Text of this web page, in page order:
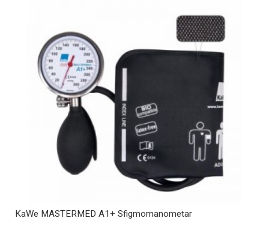
KaWe MASTERMED A1+ Sfigmomanometar